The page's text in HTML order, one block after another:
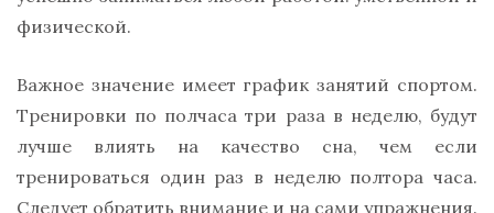
физической.
Важное значение имеет график занятий спортом.
Тренировки по полчаса три раза в неделю, будут
лучше влиять на качество сна, чем если
тренироваться один раз в неделю полтора часа.
Следует обратить внимание и на сами упражнения.